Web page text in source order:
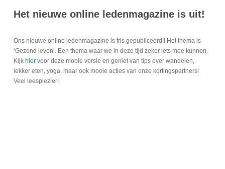
Het nieuwe online ledenmagazine is uit!
Ons nieuwe online ledenmagazine is fris gepubliceerd!! Het thema is
‘Gezond leven’. Een thema waar we in deze tijd zeker iets mee kunnen.
Kijk hiervoor deze mooie versie en geniet van tips over wandelen,
lekker eten, yoga, maar ook mooie acties van onze kortingspartners!
Veel leesplezier!